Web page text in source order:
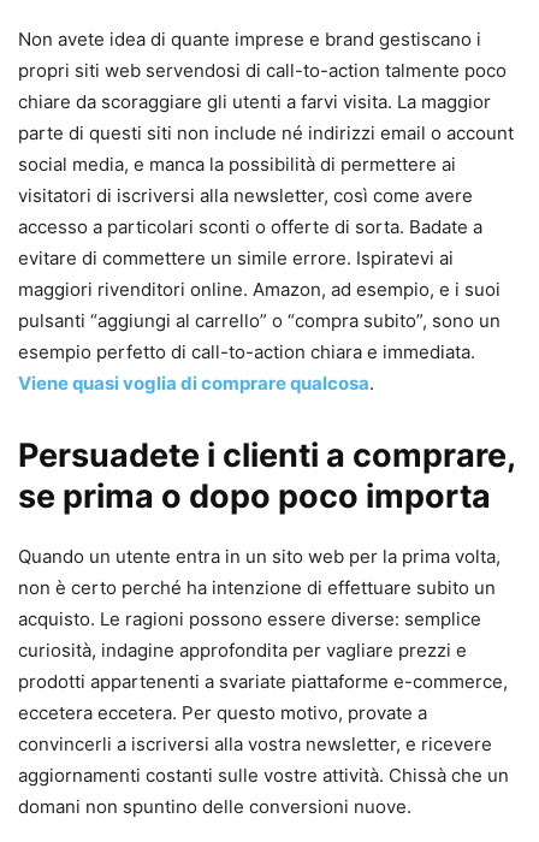
Non avete idea di quante imprese e brand gestiscano i
propri siti web servendosi di call-to-action talmente poco
chiare da scoraggiare gli utenti a farvi visita. La maggior
parte di questi siti non include né indirizzi email o account
social media, e manca la possibilità di permettere ai
visitatori di iscriversi alla newsletter, così come avere
accesso a particolari sconti o offerte di sorta. Badate a
evitare di commettere un simile errore. Ispiratevi ai
maggiori rivenditori online. Amazon, ad esempio, e i suoi
pulsanti “aggiungi al carrello” o “compra subito”, sono un
esempio perfetto di call-to-action chiara e immediata.
Viene quasi voglia di comprare qualcosa.
Persuadete i clienti a comprare,
se prima o dopo poco importa
Quando un utente entra in un sito web per la prima volta,
non è certo perché ha intenzione di effettuare subito un
acquisto. Le ragioni possono essere diverse: semplice
curiosità, indagine approfondita per vagliare prezzi e
prodotti appartenenti a svariate piattaforme e-commerce,
eccetera eccetera. Per questo motivo, provate a
convincerli a iscriversi alla vostra newsletter, e ricevere
aggiornamenti costanti sulle vostre attività. Chissà che un
domani non spuntino delle conversioni nuove.